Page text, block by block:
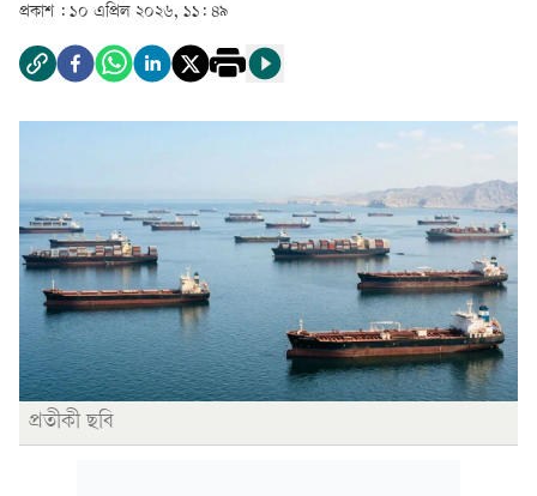
প্রকাশ : ১০ এপ্রিল ২০২৬, ১১: ৪৯
প্রতীকী ছবি